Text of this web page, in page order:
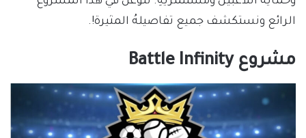
الرائع ونستكشف جميع تفاصيلهُ المثيرة!.
مشروع Battle Infinity